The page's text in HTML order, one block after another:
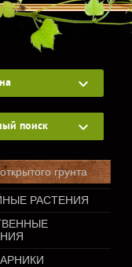
поиск
грунта
РАСТЕНИЯ